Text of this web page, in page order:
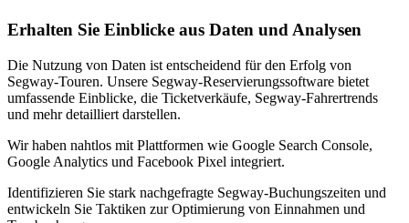
Erhalten Sie Einblicke aus Daten und Analysen
Die Nutzung von Daten ist entscheidend für den Erfolg von
Segway-Touren. Unsere Segway-Reservierungssoftware bietet
umfassende Einblicke, die Ticketverkäufe, Segway-Fahrertrends
und mehr detailliert darstellen.
Wir haben nahtlos mit Plattformen wie Google Search Console,
Google Analytics und Facebook Pixel integriert.
Identifizieren Sie stark nachgefragte Segway-Buchungszeiten und
entwickeln Sie Taktiken zur Optimierung von Einnahmen und